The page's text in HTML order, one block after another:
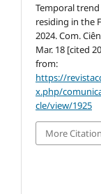
Temporal
residing in the
2024. Com.
Mar. 18 [cited
from:
https://
x.php/
cle/view/1925
More